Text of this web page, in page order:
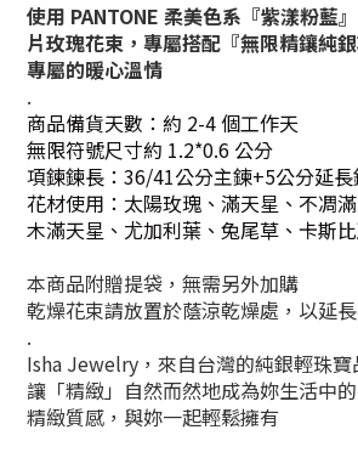
使用 PANTONE 柔美色系『紫漾粉藍』
片玫瑰花束， 專屬搭配『無限精鑲純銀
專屬的暖心溫情
.
商品備貨天數：約 2-4 個工作天
無限符號尺寸約 1.2*0.6 公分
項鍊鍊長：36/41公分主鍊+5公分延長
花材使用：太陽玫瑰、滿天星、不凋
木滿天星、 尤加利葉、兔尾草、卡斯
本商品附贈提袋，無需另外加購
乾燥花束請放置於蔭涼乾燥處，以延
.
Isha Jewelry，來自台灣的純銀輕珠寶
讓「精緻」自然而然地成為妳生活中
精緻質感，與妳一起輕鬆擁有